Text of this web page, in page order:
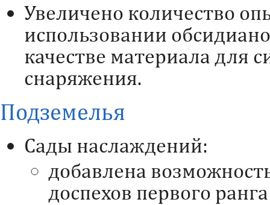
Увеличено количество
использовании
качестве материала для
снаряжения.
Подземелья
Сады наслаждений:
добавлена
доспехов первого